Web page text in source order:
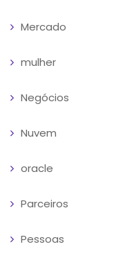
Mercado
mulher
Negócios
Nuvem
oracle
Parceiros
Pessoas